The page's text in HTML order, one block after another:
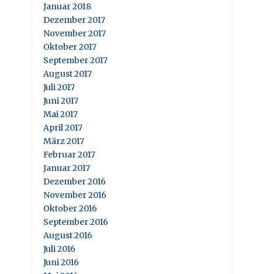
Januar 2018
Dezember 2017
November 2017
Oktober 2017
September 2017
August 2017
Juli 2017
Juni 2017
Mai 2017
April 2017
März 2017
Februar 2017
Januar 2017
Dezember 2016
November 2016
Oktober 2016
September 2016
August 2016
Juli 2016
Juni 2016